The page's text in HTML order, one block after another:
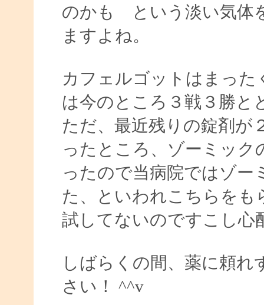
のかも という淡い気体
ますよね。
カフェルゴットはまっ
は今のところ３戦３勝と
ただ、最近残りの錠剤が
ったところ、ゾーミッ
ったので当病院ではゾ
た、といわれこちらを
試してないのですこし心
しばらくの間、薬に頼
さい！ ^^v